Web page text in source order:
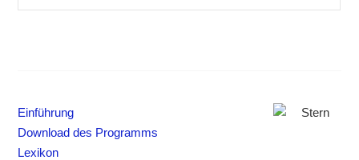
Einführung
Download des Programms
Lexikon